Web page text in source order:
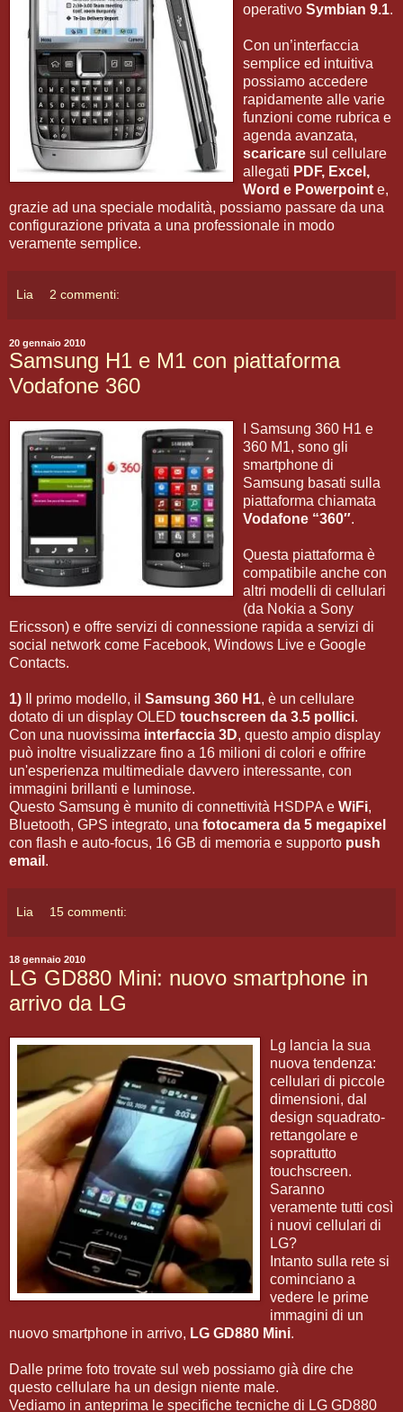
operativo Symbian 9.1.
Con un’interfaccia
semplice ed intuitiva
possiamo accedere
rapidamente alle varie
funzioni come rubrica e
agenda avanzata,
scaricare sul cellulare
allegati PDF, Excel,
Word e Powerpoint e,
grazie ad una speciale modalità, possiamo passare da una
configurazione privata a una professionale in modo
veramente semplice.
Lia 2 commenti:
20 gennaio 2010
Samsung H1 e M1 con piattaforma
Vodafone 360
I Samsung 360 H1 e
360 M1, sono gli
smartphone di
Samsung basati sulla
piattaforma chiamata
Vodafone “360″.
Questa piattaforma è
compatibile anche con
altri modelli di cellulari
(da Nokia a Sony
Ericsson) e offre servizi di connessione rapida a servizi di
social network come Facebook, Windows Live e Google
Contacts.
1) Il primo modello, il Samsung 360 H1, è un cellulare
dotato di un display OLED touchscreen da 3.5 pollici.
Con una nuovissima interfaccia 3D, questo ampio display
può inoltre visualizzare fino a 16 milioni di colori e offrire
un'esperienza multimediale davvero interessante, con
immagini brillanti e luminose.
Questo Samsung è munito di connettività HSDPA e WiFi,
Bluetooth, GPS integrato, una fotocamera da 5 megapixel
con flash e auto-focus, 16 GB di memoria e supporto push
email .
Lia 15 commenti:
18 gennaio 2010
LG GD880 Mini: nuovo smartphone in
arrivo da LG
Lg lancia la sua
nuova tendenza:
cellulari di piccole
dimensioni, dal
design squadrato-
rettangolare e
soprattutto
touchscreen.
Saranno
veramente tutti così
i nuovi cellulari di
LG?
Intanto sulla rete si
cominciano a
vedere le prime
immagini di un
nuovo smartphone in arrivo, LG GD880 Mini.
Dalle prime foto trovate sul web possiamo già dire che
questo cellulare ha un design niente male.
Vediamo in anteprima le specifiche tecniche di LG GD880